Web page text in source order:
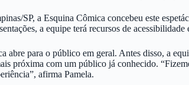
SP, a Esquina Cômica concebeu este
a equipe terá recursos de
abre para o público em geral. Antes disso, a
próxima com um público já conhecido.
afirma Pamela.